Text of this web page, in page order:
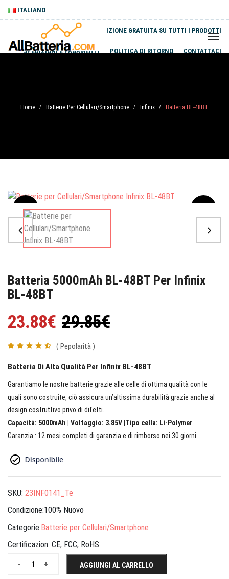
ITALIANO
SPEDIZIONE GRATUITA SU TUTTI I PRODOTTI
SPEDIZIONI E PAGAMENTI POLITICA DI RITORNO CONTATTACI
Home / Batterie Per Cellulari/Smartphone / Infinix / Batteria BL-48BT
Sale
Batteria 5000mAh BL-48BT Per Infinix
BL-48BT
23.88€ 29.85€
( Pepolarità )
Batteria Di Alta Qualità Per Infinix BL-48BT
Garantiamo le nostre batterie grazie alle celle di ottima qualità con le
quali sono costruite, ciò assicura un’altissima durabilità grazie anche al
design costruttivo privo di difetti.
Capacità: 5000mAh | Voltaggio: 3.85V |Tipo cella: Li-Polymer
Garanzia : 12 mesi completi di garanzia e di rimborso nei 30 giorni
SKU: 23INF0141_Te
Condizione:100% Nuovo
Categorie:Batterie per Cellulari/Smartphone
Certificazion: CE, FCC, RoHS
+
- AGGIUNGI AL CARRELLO